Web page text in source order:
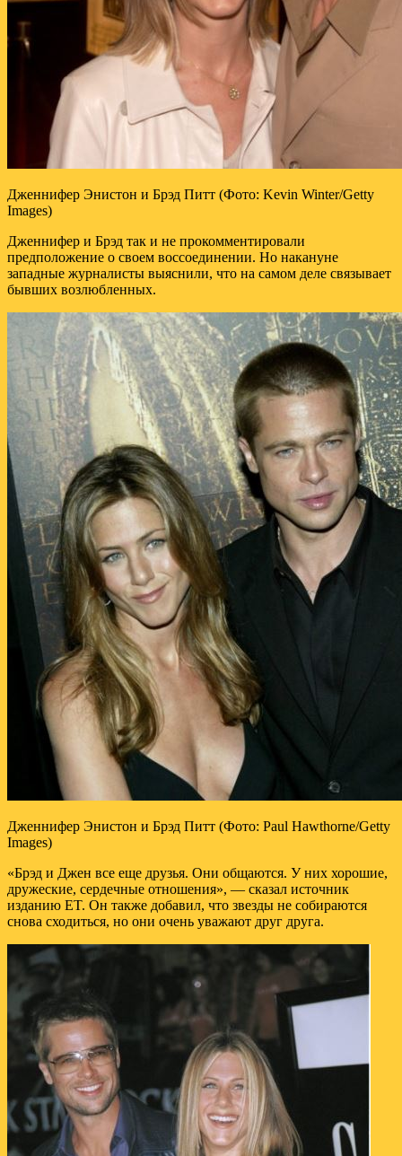
Дженнифер Энистон и Брэд Питт (Фото: Kevin Winter/Getty
Images)
Дженнифер и Брэд так и не прокомментировали
предположение о своем воссоединении. Но накануне
западные журналисты выяснили, что на самом деле связывает
бывших возлюбленных.
Дженнифер Энистон и Брэд Питт (Фото: Paul Hawthorne/Getty
Images)
«Брэд и Джен все еще друзья. Они общаются. У них хорошие,
дружеские, сердечные отношения», — сказал источник
изданию ET. Он также добавил, что звезды не собираются
снова сходиться, но они очень уважают друг друга.